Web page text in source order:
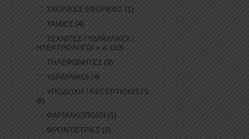
ΣΧΟΛΙΚΕΣ ΕΦΟΡΕΙΕΣ (1)
ΤΑΜΙΕΣ (4)
ΤΕΧΝΙΤΕΣ / ΥΔΡΑΥΛΙΚΟΙ /
ΗΛΕΚΤΡΟΛΟΓΟΙ κ.ά. (10)
ΤΗΛΕΦΩΝΗΤΕΣ (3)
ΥΔΡΑΥΛΙΚΟΙ (4)
ΥΠΟΔΟΧΗ / RECEPTIONISTS
(6)
ΦΑΡΜΑΚΟΠΟΙΟΙ (1)
ΦΡΟΝΤΙΣΤΡΙΕΣ (2)